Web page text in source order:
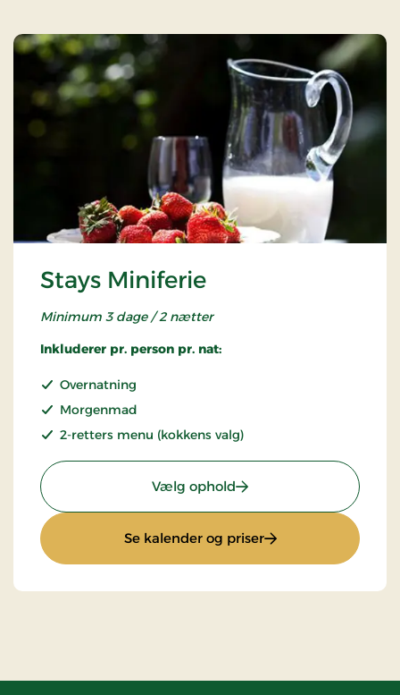
Stays Miniferie
Minimum 3 dage / 2 nætter
Inkluderer pr. person pr. nat:
Overnatning
Morgenmad
2-retters menu (kokkens valg)
Vælg ophold: Stays Miniferie
Se kalender og priser: Stays Miniferie